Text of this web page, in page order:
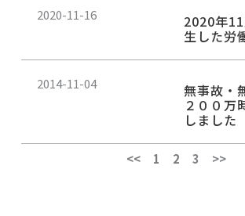
2020-11-16 2020年
生した労
2014-11-04 無事故・
２００万
しました
<< 1 2 3 >>